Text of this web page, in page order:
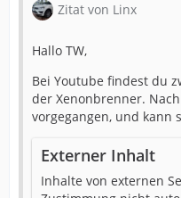
Zitat von Linx
Hallo TW,
Bei Youtube findest du
der Xenonbrenner.
vorgegangen, und kann
Externer Inhalt
Inhalte von externen